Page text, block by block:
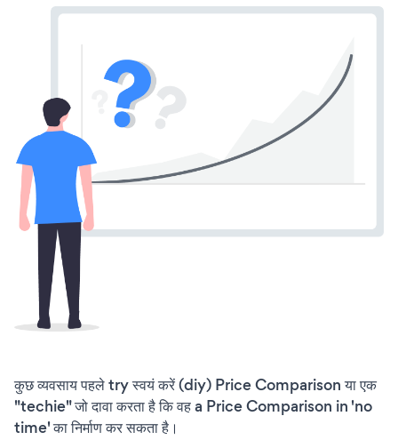
कुछ व्यवसाय पहले try स्वयं करें (diy) Price Comparison या एक
"techie" जो दावा करता है कि वह a Price Comparison in 'no
time' का निर्माण कर सकता है।